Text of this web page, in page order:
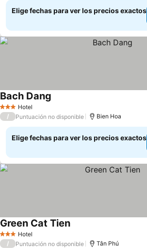
Elige fechas para ver los precios exactos
3 Estrellas
Hotel
Bach Dang
/ Puntuación no disponible Bien Hoa
Elige fechas para ver los precios exactos
3 Estrellas
Hotel
Green Cat TienVer precios
/ Puntuación no disponible Tân Phú